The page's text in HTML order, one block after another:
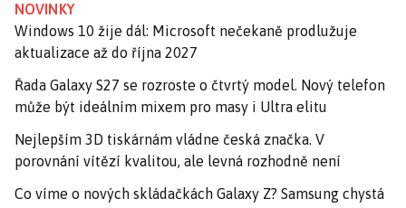
NOVINKY
Windows 10 žije dál: Microsoft nečekaně prodlužuje
aktualizace až do října 2027
Řada Galaxy S27 se rozroste o čtvrtý model. Nový telefon
může být ideálním mixem pro masy i Ultra elitu
Nejlepším 3D tiskárnám vládne česká značka. V
porovnání vítězí kvalitou, ale levná rozhodně není
Co víme o nových skládačkách Galaxy Z? Samsung chystá